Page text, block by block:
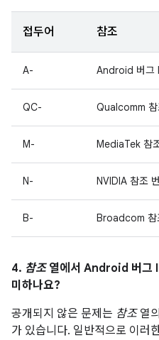
접두어 참조
A- Android 버그
QC- Qualcomm 참
M- MediaTek 참
N- NVIDIA 참조
B- Broadcom 참
4. 참조열에서 Android 버그
미하나요?
공개되지 않은 문제는 참조열
가 있습니다. 일반적으로 이러